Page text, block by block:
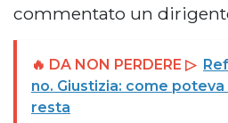
commentato un
🔥 DA NON PERDERE ▷
no. Giustizia: come
resta